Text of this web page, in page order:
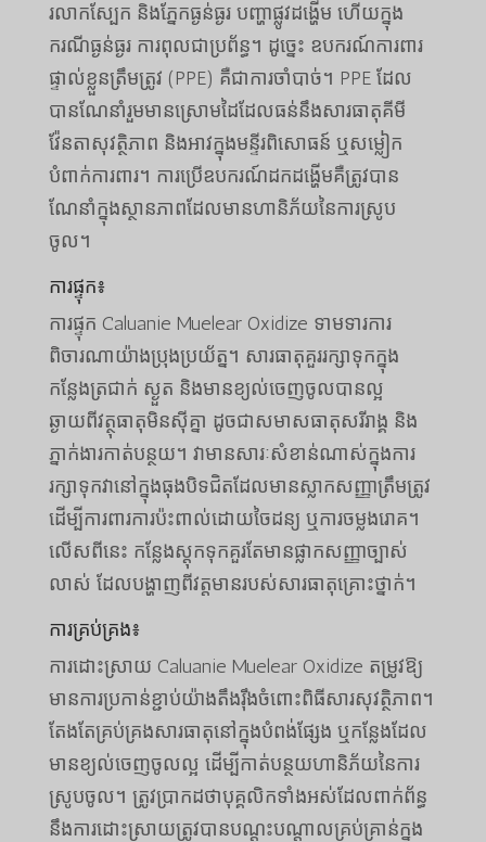
រលាក​ស្បែក និង​ភ្នែក​ធ្ងន់ធ្ងរ បញ្ហា​ផ្លូវដង្ហើម ហើយ​ក្នុង
ករណី​ធ្ងន់ធ្ងរ ការពុល​ជា​ប្រព័ន្ធ​។ ដូច្នេះ ឧបករណ៍ការពារ
ផ្ទាល់ខ្លួនត្រឹមត្រូវ (PPE) គឺជាការចាំបាច់។ PPE ដែល
បានណែនាំរួមមានស្រោមដៃដែលធន់នឹងសារធាតុគីមី
វ៉ែនតាសុវត្ថិភាព និងអាវក្នុងមន្ទីរពិសោធន៍ ឬសម្លៀក
បំពាក់ការពារ។ ការ​ប្រើ​ឧបករណ៍​ដកដង្ហើម​គឺ​ត្រូវ​បាន​
ណែនាំ​ក្នុង​ស្ថានភាព​ដែល​មាន​ហានិភ័យ​នៃ​ការ​ស្រូប​
ចូល។
ការផ្ទុក៖
ការផ្ទុក Caluanie Muelear Oxidize ទាមទារការ
ពិចារណាយ៉ាងប្រុងប្រយ័ត្ន។ សារធាតុគួររក្សាទុកក្នុង
កន្លែងត្រជាក់ ស្ងួត និងមានខ្យល់ចេញចូលបានល្អ
ឆ្ងាយពីវត្ថុធាតុមិនស៊ីគ្នា ដូចជាសមាសធាតុសរីរាង្គ និង
ភ្នាក់ងារកាត់បន្ថយ។ វាមានសារៈសំខាន់ណាស់ក្នុងការ
រក្សាទុកវានៅក្នុងធុងបិទជិតដែលមានស្លាកសញ្ញាត្រឹមត្រូវ
ដើម្បីការពារការប៉ះពាល់ដោយចៃដន្យ ឬការចម្លងរោគ។
លើសពីនេះ កន្លែងស្តុកទុកគួរតែមានផ្លាកសញ្ញាច្បាស់
លាស់ ដែលបង្ហាញពីវត្តមានរបស់សារធាតុគ្រោះថ្នាក់។
ការគ្រប់គ្រង៖
ការដោះស្រាយ Caluanie Muelear Oxidize តម្រូវឱ្យ
មានការប្រកាន់ខ្ជាប់យ៉ាងតឹងរ៉ឹងចំពោះពិធីសារសុវត្ថិភាព។
តែងតែគ្រប់គ្រងសារធាតុនៅក្នុងបំពង់ផ្សែង ឬកន្លែងដែល
មានខ្យល់ចេញចូលល្អ ដើម្បីកាត់បន្ថយហានិភ័យនៃការ
ស្រូបចូល។ ត្រូវប្រាកដថាបុគ្គលិកទាំងអស់ដែលពាក់ព័ន្ធ
នឹងការដោះស្រាយត្រូវបានបណ្តុះបណ្តាលគ្រប់គ្រាន់ក្នុង